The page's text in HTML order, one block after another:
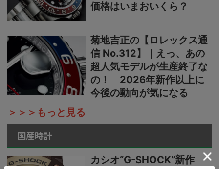
価格はいまおいくら？
菊地吉正の【ロレックス通
信 No.312】｜えっ、あの
超人気モデルが生産終了な
の！ 2026年新作以上に
今後の動向が気になる
＞＞＞もっと見る
国産時計
カシオ“G-SHOCK”新作